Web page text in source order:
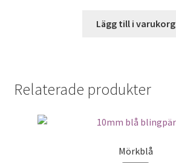
Lägg till i varukorg
Relaterade produkter
Mörkblå